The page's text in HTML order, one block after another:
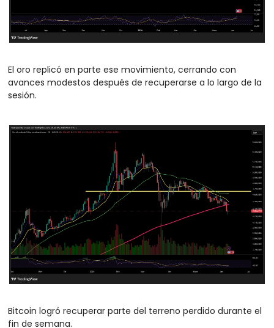
El oro replicó en parte ese movimiento, cerrando con
avances modestos después de recuperarse a lo largo de la
sesión.
Bitcoin logró recuperar parte del terreno perdido durante el
fin de semana.